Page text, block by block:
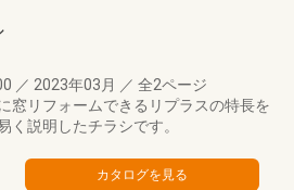
／ 2023年03月 ／ 全2ページ
窓リフォームできるリプラスの特長を
く説明したチラシです。